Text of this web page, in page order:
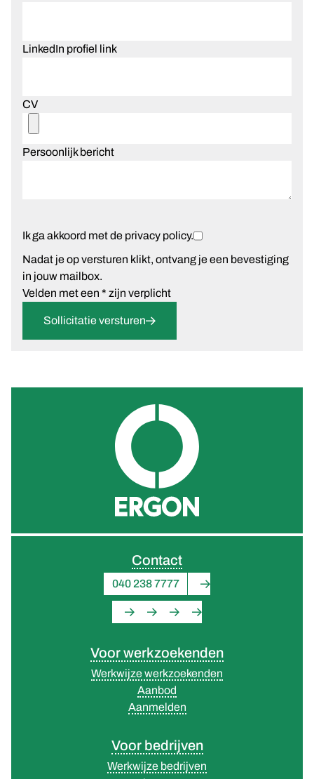
LinkedIn profiel link
CV
Persoonlijk bericht
Ik ga akkoord met de privacy policy.
Nadat je op versturen klikt, ontvang je een bevestiging
in jouw mailbox.
Velden met een * zijn verplicht
Sollicitatie versturen
Voor werkzoekenden
Werkwijze werkzoekenden
Aanbod
Aanmelden
Voor bedrijven
Werkwijze bedrijven
Contact
040 238 7777